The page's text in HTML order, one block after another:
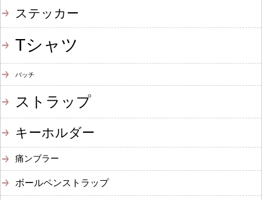
ステッカー
Tシャツ
バッチ
ストラップ
キーホルダー
痛ンブラー
ボールペンストラップ